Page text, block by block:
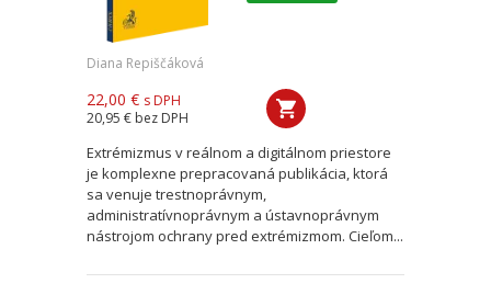
Diana Repiščáková
22,00 € s DPH
20,95 € bez DPH
Extrémizmus v reálnom a digitálnom priestore
je komplexne prepracovaná publikácia, ktorá
sa venuje trestnoprávnym,
administratívnoprávnym a ústavnoprávnym
nástrojom ochrany pred extrémizmom. Cieľom...